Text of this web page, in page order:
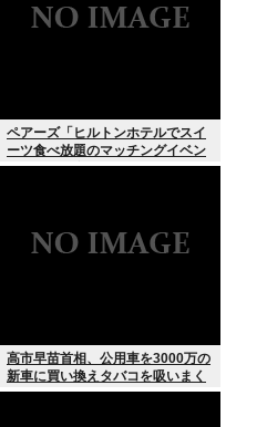
ペアーズ「ヒルトンホテルでスイ
ーツ食べ放題のマッチングイベン
トやるぞ。女2500円男7000円
高市早苗首相、公用車を3000万の
新車に買い換えタバコを吸いまく
っていた